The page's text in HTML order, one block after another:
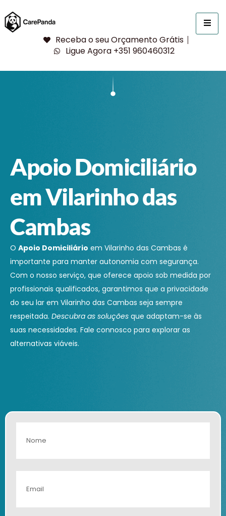
Receba o seu Orçamento Grátis
Ligue Agora +351 960460312
Apoio Domiciliário
em Vilarinho das
Cambas
O Apoio Domiciliário em Vilarinho das Cambas é
importante para manter autonomia com segurança.
Com o nosso serviço, que oferece apoio sob medida por
profissionais qualificados, garantimos que a privacidade
do seu lar em Vilarinho das Cambas seja sempre
respeitada. Descubra as soluções que adaptam-se às
suas necessidades. Fale connosco para explorar as
alternativas viáveis.